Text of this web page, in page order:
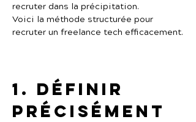
recruter dans la précipitation.
Voici la méthode structurée pour
recruter un freelance tech efficacement.
1. Définir
précisément